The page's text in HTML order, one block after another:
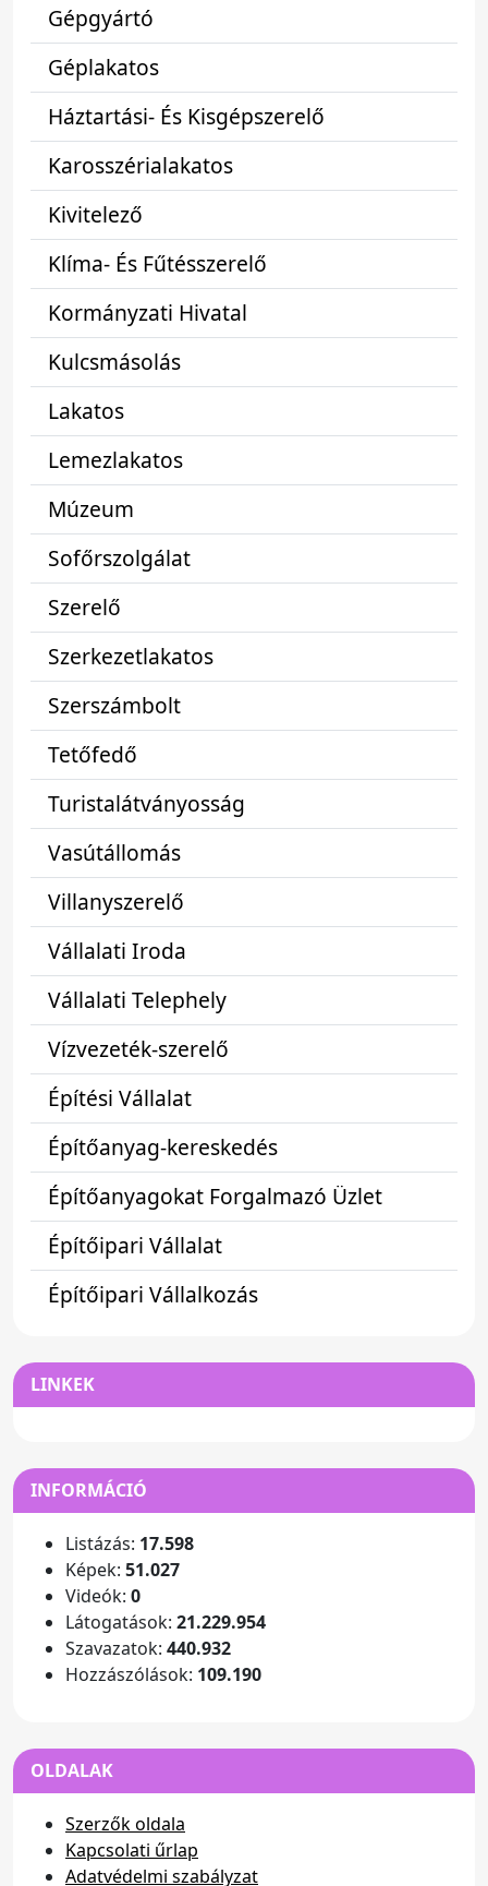
Gépgyártó
Géplakatos
Háztartási- És Kisgépszerelő
Karosszérialakatos
Kivitelező
Klíma- És Fűtésszerelő
Kormányzati Hivatal
Kulcsmásolás
Lakatos
Lemezlakatos
Múzeum
Sofőrszolgálat
Szerelő
Szerkezetlakatos
Szerszámbolt
Tetőfedő
Turistalátványosság
Vasútállomás
Villanyszerelő
Vállalati Iroda
Vállalati Telephely
Vízvezeték-szerelő
Építési Vállalat
Építőanyag-kereskedés
Építőanyagokat Forgalmazó Üzlet
Építőipari Vállalat
Építőipari Vállalkozás
LINKEK
INFORMÁCIÓ
Listázás: 17.598
Képek: 51.027
Videók: 0
Látogatások: 21.229.954
Szavazatok: 440.932
Hozzászólások: 109.190
OLDALAK
Szerzők oldala
Kapcsolati űrlap
Adatvédelmi szabályzat